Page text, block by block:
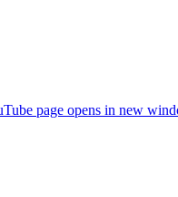
page opens in new